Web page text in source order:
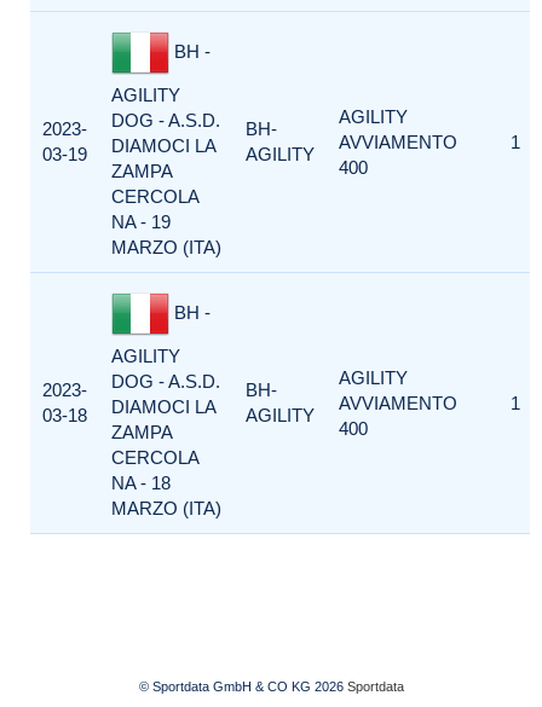
2023-
03-19
BH -
AGILITY
DOG - A.S.D.
DIAMOCI LA
ZAMPA
CERCOLA
NA - 19
MARZO (ITA)
BH-
AGILITY
AGILITY
AVVIAMENTO
400
1
2023-
03-18
BH -
AGILITY
DOG - A.S.D.
DIAMOCI LA
ZAMPA
CERCOLA
NA - 18
MARZO (ITA)
BH-
AGILITY
AGILITY
AVVIAMENTO
400
1
© Sportdata GmbH & CO KG 2026 Sportdata